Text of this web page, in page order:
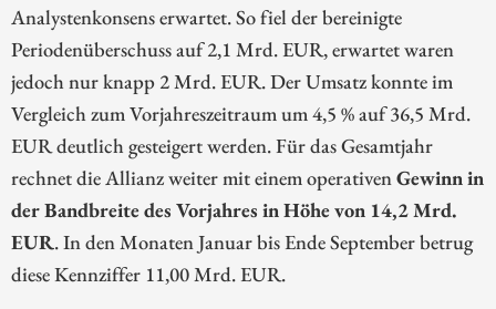
Analystenkonsens erwartet. So fiel der bereinigte
Periodenüberschuss auf 2,1 Mrd. EUR, erwartet waren
jedoch nur knapp 2 Mrd. EUR. Der Umsatz konnte im
Vergleich zum Vorjahreszeitraum um 4,5 % auf 36,5 Mrd.
EUR deutlich gesteigert werden. Für das Gesamtjahr
rechnet die Allianz weiter mit einem operativenGewinn in
der Bandbreite des Vorjahres in Höhe von 14,2 Mrd.
EUR. In den Monaten Januar bis Ende September betrug
diese Kennziffer 11,00 Mrd. EUR.